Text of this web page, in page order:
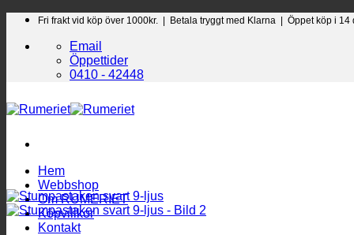
Skip
content
Fri frakt vid köp över 1000kr. | Betala tryggt med Klarna | Öppet köp i 14
Email
Öppettider
0410 - 42448
Hem
Webbshop
Om RUMERIET
Köpvillkor
Kontakt